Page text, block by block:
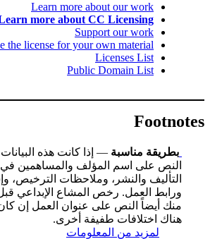
Learn more about our work
more about CC Licensing
Support our work
the license for your own material.
Licenses List
Public Domain List
Footnotes
بطريقة مناسبة — إذا كانت هذه
النص على اسم المؤلف والمساهمين
التأليف والنشر، وملاحظات الترخيص،
منك أيضاً النص على عنوان العمل إن
هناك اختلافات طفيفة أخرى.
لمزيد من المعلومات